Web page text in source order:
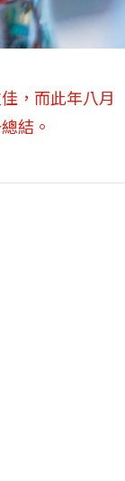
，而此年八月
結。